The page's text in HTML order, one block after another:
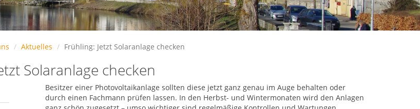
Aktuelles Frühling: Jetzt Solaranlage checken
Solaranlage checken
Besitzer einer Photovoltaikanlage sollten diese jetzt ganz genau im Auge behalten oder
durch einen Fachmann prüfen lassen. In den Herbst- und Wintermonaten wird den Anlagen